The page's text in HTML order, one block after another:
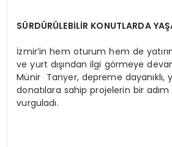
SÜRDÜRÜLEBİLİR KONUTLARDA
İzmir’in hem oturum hem de
ve yurt dışından ilgi görmeye
Münir Tanyer, depreme dayanıklı,
donatılara sahip projelerin bir adım
vurguladı.